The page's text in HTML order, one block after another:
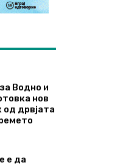
Водно и
нов
од дрвјата
е да